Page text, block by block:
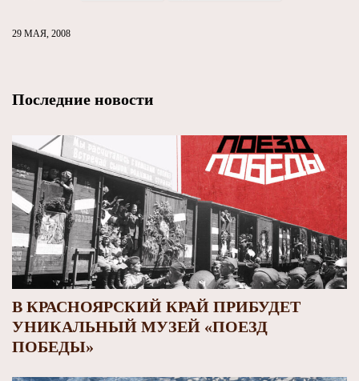
29 МАЯ, 2008
Последние новости
В КРАСНОЯРСКИЙ КРАЙ ПРИБУДЕТ
УНИКАЛЬНЫЙ МУЗЕЙ «ПОЕЗД
ПОБЕДЫ»